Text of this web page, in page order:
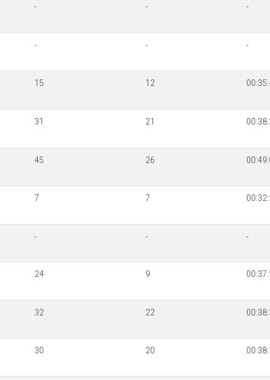
- - -
- - -
15 12
31 21
45 26
7 7
- - -
24 9
32 22
30 20